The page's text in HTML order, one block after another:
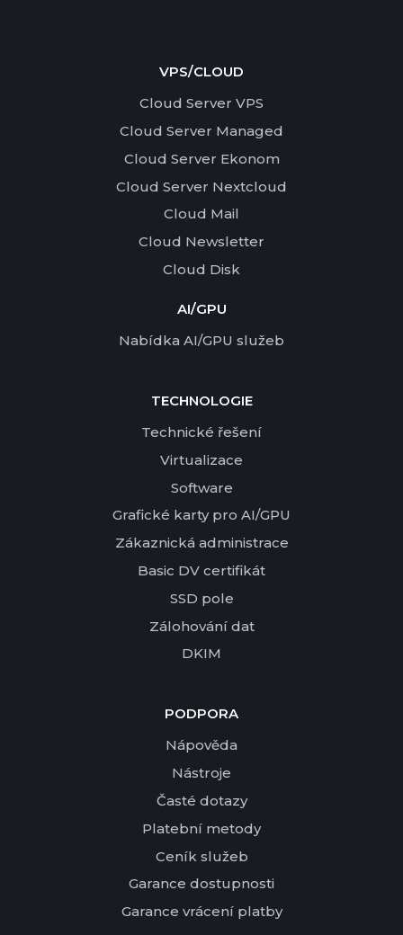
VPS/CLOUD
Cloud Server VPS
Cloud Server Managed
Cloud Server Ekonom
Cloud Server Nextcloud
Cloud Mail
Cloud Newsletter
Cloud Disk
AI/GPU
Nabídka AI/GPU služeb
TECHNOLOGIE
Technické řešení
Virtualizace
Software
Grafické karty pro AI/GPU
Zákaznická administrace
Basic DV certifikát
SSD pole
Zálohování dat
DKIM
PODPORA
Nápověda
Nástroje
Časté dotazy
Platební metody
Ceník služeb
Garance dostupnosti
Garance vrácení platby